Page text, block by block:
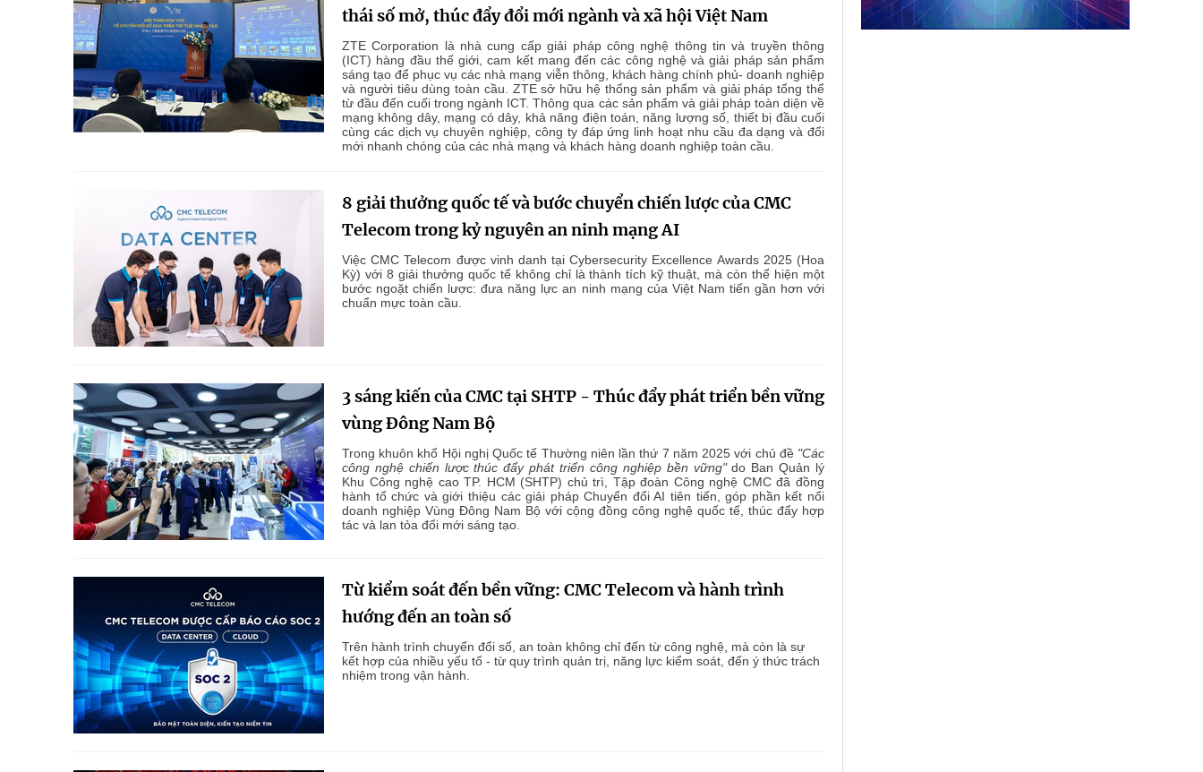
thái số mở, thúc đẩy đổi mới ngành và xã hội Việt Nam
ZTE Corporation là nhà cung cấp giải pháp công nghệ thông tin và truyền thông
(ICT) hàng đầu thế giới, cam kết mang đến các công nghệ và giải pháp sản phẩm
sáng tạo để phục vụ các nhà mạng viễn thông, khách hàng chính phủ- doanh nghiệp
và người tiêu dùng toàn cầu. ZTE sở hữu hệ thống sản phẩm và giải pháp tổng thể
từ đầu đến cuối trong ngành ICT. Thông qua các sản phẩm và giải pháp toàn diện về
mạng không dây, mạng có dây, khả năng điện toán, năng lượng số, thiết bị đầu cuối
cùng các dịch vụ chuyên nghiệp, công ty đáp ứng linh hoạt nhu cầu đa dạng và đổi
mới nhanh chóng của các nhà mạng và khách hàng doanh nghiệp toàn cầu.
8 giải thưởng quốc tế và bước chuyển chiến lược của CMC
Telecom trong kỷ nguyên an ninh mạng AI
Việc CMC Telecom được vinh danh tại Cybersecurity Excellence Awards 2025 (Hoa
Kỳ) với 8 giải thưởng quốc tế không chỉ là thành tích kỹ thuật, mà còn thể hiện một
bước ngoặt chiến lược: đưa năng lực an ninh mạng của Việt Nam tiến gần hơn với
chuẩn mực toàn cầu.
3 sáng kiến của CMC tại SHTP - Thúc đẩy phát triển bền vững
vùng Đông Nam Bộ
Trong khuôn khổ Hội nghị Quốc tế Thường niên lần thứ 7 năm 2025 với chủ đề "Các
công nghệ chiến lược thúc đẩy phát triển công nghiệp bền vững"do Ban Quản lý
Khu Công nghệ cao TP. HCM (SHTP) chủ trì, Tập đoàn Công nghệ CMC đã đồng
hành tổ chức và giới thiệu các giải pháp Chuyển đổi AI tiên tiến, góp phần kết nối
doanh nghiệp Vùng Đông Nam Bộ với cộng đồng công nghệ quốc tế, thúc đẩy hợp
tác và lan tỏa đổi mới sáng tạo.
Từ kiểm soát đến bền vững: CMC Telecom và hành trình
hướng đến an toàn số
Trên hành trình chuyển đổi số, an toàn không chỉ đến từ công nghệ, mà còn là sự
kết hợp của nhiều yếu tố - từ quy trình quản trị, năng lực kiểm soát, đến ý thức trách
nhiệm trong vận hành.